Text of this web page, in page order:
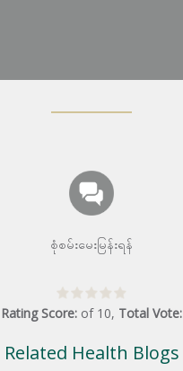
စုံစမ်းမေးမြန်းရန်
Rating Score: of 10, Total Vote:
Related Health Blogs